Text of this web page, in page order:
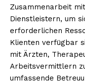
Zusammenarbeit
Dienstleistern, um
erforderlichen
Klienten verfügbar
mit Ärzten,
Arbeitsvermittlern
umfassende